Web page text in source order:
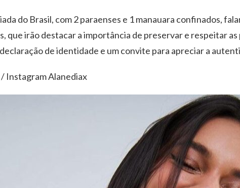
do Brasil, com 2 paraenses e 1 manauara confinados,
que irão destacar a importância de preservar e respeitar
de identidade e um convite para apreciar a
Instagram Alanediax